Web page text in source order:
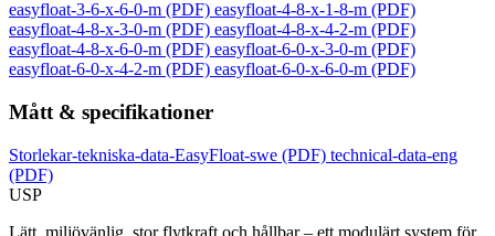
easyfloat-3-6-x-6-0-m (PDF) easyfloat-4-8-x-1-8-m (PDF)
easyfloat-4-8-x-3-0-m (PDF) easyfloat-4-8-x-4-2-m (PDF)
easyfloat-4-8-x-6-0-m (PDF) easyfloat-6-0-x-3-0-m (PDF)
easyfloat-6-0-x-4-2-m (PDF) easyfloat-6-0-x-6-0-m (PDF)
Mått & specifikationer
Storlekar-tekniska-data-EasyFloat-swe (PDF) technical-data-eng
(PDF)
USP
Lätt, miljövänlig, stor flytkraft och hållbar – ett modulärt system för